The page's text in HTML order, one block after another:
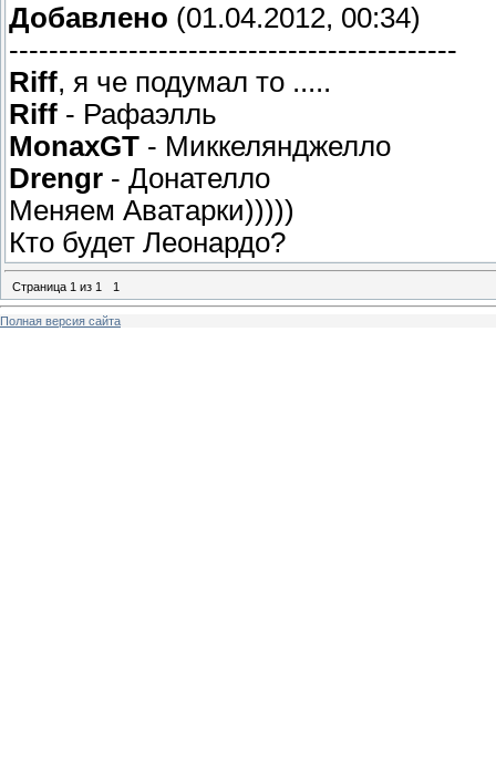
Добавлено (01.04.2012, 00:34)
---------------------------------------------
Riff, я че подумал то .....
Riff - Рафаэлль
MonaxGT - Миккелянджелло
Drengr - Донателло
Меняем Аватарки)))))
Кто будет Леонардо?
Страница 1 из 1 1
Полная версия сайта